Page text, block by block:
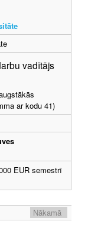
vadītājs
ar kodu 41)
EUR semestrī
Nākamā